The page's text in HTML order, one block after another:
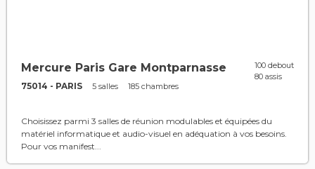
Mercure Paris Gare Montparnasse
75014 - PARIS 5 salles 185 chambres
100 debout
80 assis
Choisissez parmi 3 salles de réunion modulables et équipées du
matériel informatique et audio-visuel en adéquation à vos besoins.
Pour vos manifest...